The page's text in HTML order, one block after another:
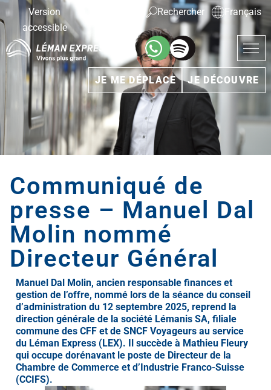
Version
accessible
Rechercher Français
JE ME DÉPLACE JE DÉCOUVRE
Communiqué de
presse – Manuel Dal
Molin nommé
Directeur Général
Manuel Dal Molin, ancien responsable finances et
gestion de l’offre, nommé lors de la séance du conseil
d’administration du 12 septembre 2025, reprend la
direction générale de la société Lémanis SA, filiale
commune des CFF et de SNCF Voyageurs au service
du Léman Express (LEX). Il succède à Mathieu Fleury
qui occupe dorénavant le poste de Directeur de la
Chambre de Commerce et d’Industrie Franco-Suisse
(CCIFS).